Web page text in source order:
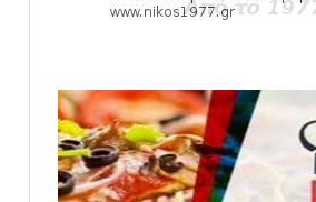
Θλίψη για τον χαμό
SLIDE
Ξεκινά η ελεύθερη
εισιτηρίων διαρκείας
August 04, 2026